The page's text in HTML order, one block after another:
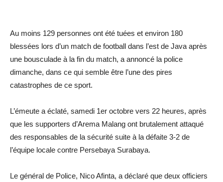
Au moins 129 personnes ont été tuées et environ 180
blessées lors d’un match de football dans l’est de Java après
une bousculade à la fin du match, a annoncé la police
dimanche, dans ce qui semble être l’une des pires
catastrophes de ce sport.
L’émeute a éclaté, samedi 1er octobre vers 22 heures, après
que les supporters d’Arema Malang ont brutalement attaqué
des responsables de la sécurité suite à la défaite 3-2 de
l’équipe locale contre Persebaya Surabaya.
Le général de Police, Nico Afinta, a déclaré que deux officiers